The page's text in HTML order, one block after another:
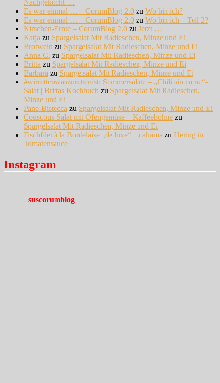
Nachgekocht …
Es war einmal … – CorumBlog 2.0 zu Wo bin ich?
Es war einmal … – CorumBlog 2.0 zu Wo bin ich – Teil 2?
Kirschen-Ernte – CorumBlog 2.0 zu Jetzt …
Katja zu Spargelsalat Mit Radieschen, Minze und Ei
Brotwein zu Spargelsalat Mit Radieschen, Minze und Ei
Anna C. zu Spargelsalat Mit Radieschen, Minze und Ei
Britta zu Spargelsalat Mit Radieschen, Minze und Ei
Barbara zu Spargelsalat Mit Radieschen, Minze und Ei
#wirrettenwaszurettenist: Sommersalate – „Chili sin carne“-
Salat | Brittas Kochbuch zu Spargelsalat Mit Radieschen,
Minze und Ei
Pane-Bistecca zu Spargelsalat Mit Radieschen, Minze und Ei
Couscous-Salat mit Ofengemüse – Kaffeebohne zu
Spargelsalat Mit Radieschen, Minze und Ei
Fischfilet à la Bordelaise „de luxe“ – cahama zu Hering in
Tomatensauce
Instagram
suscorumblog